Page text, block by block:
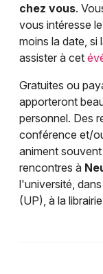
chez vous.
vous intéresse
moins la date,
assister à cet
Gratuites ou
apporteront
personnel. Des
conférence et/
animent
rencontres à
l'université,
(UP), à la